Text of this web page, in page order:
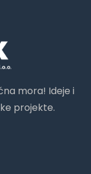
mora! Ideje i
projekte.